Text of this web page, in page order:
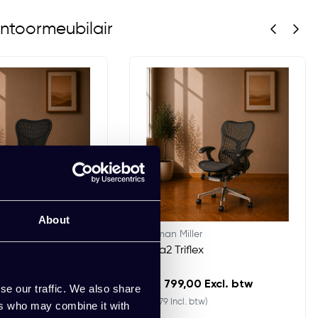
About
our traffic. We also share
who may combine it with
Excl. btw
Herman Miller
Mirra2 Triflex
EUR 799,00 Excl. btw
(966,79 Incl. btw)